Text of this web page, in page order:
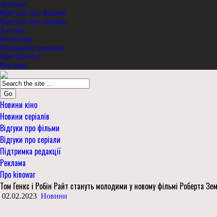
Добірки
Відгуки про фільми
Відгуки про серіали
Актори
Режисери
Підтримка редакції
Про kinowar
Реклама
Go
Новини кіно
Новини серіалів
Відгуки про фільми
Відгуки про серіали
Підтримка редакції
Реклама
Про kinowar
Том Генкс і Робін Райт стануть молодими у новому фільмі Роберта
02.02.2023 Новини